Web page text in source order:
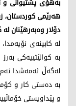
دۆلار وەبەرهێنان
لە کابینەی
بە کوالێتییەکی
لەگەڵ ئەمەشدا
بە دەستی کار و
و پێداویستی